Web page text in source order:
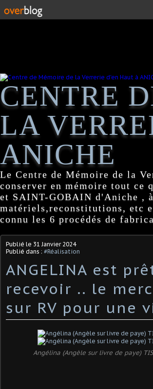
CENTRE
LA
ANICHE
Le Centre de Mémoire de la
conserver en mémoire tout ce
et SAINT-GOBAIN d'Aniche ,
matériels,reconstitutions, etc
connu les 6 procédés de
Publié le 31 Janvier 2024
Publié dans : #Réalisation
ANGELINA est
recevoir .. le
sur RV pour une
Angélina (Angèle sur livre de paye)